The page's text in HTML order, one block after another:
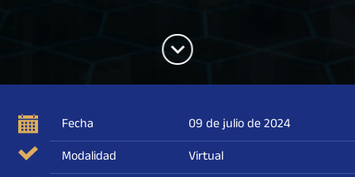
Fecha
09 de julio de 2024
Modalidad
Virtual